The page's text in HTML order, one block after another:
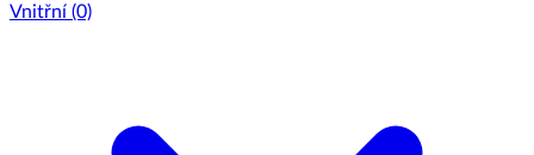
Vnitřní (0)